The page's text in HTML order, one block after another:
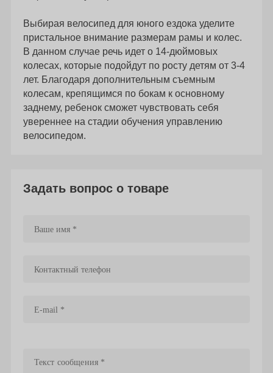
Выбирая велосипед для юного ездока уделите
пристальное внимание размерам рамы и колес.
В данном случае речь идет о 14-дюймовых
колесах, которые подойдут по росту детям от 3-4
лет. Благодаря дополнительным съемным
колесам, крепящимся по бокам к основному
заднему, ребенок сможет чувствовать себя
увереннее на стадии обучения управлению
велосипедом.
Задать вопрос о товаре